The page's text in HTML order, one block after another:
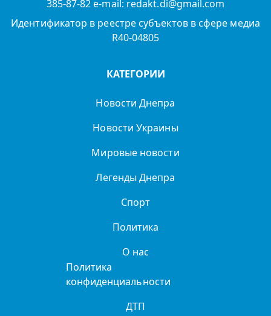
385-87-82 e-mail: redakt.di@gmail.com
Идентификатор в реестре субъектов в сфере медиа
R40-04805
КАТЕГОРИИ
Новости Днепра
Новости Украины
Мировые новости
Легенды Днепра
Спорт
Политика
О нас
Политика
конфиденциальности
ДТП